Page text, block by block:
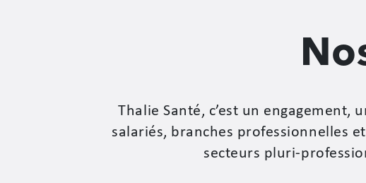
Thalie Santé, c’est un
salariés, branches professionnelles
secteurs pluri-